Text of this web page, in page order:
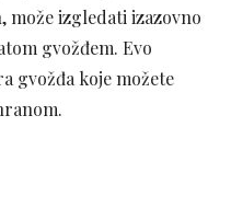
može izgledati izazovno
gvožđem. Evo
gvožđa koje možete